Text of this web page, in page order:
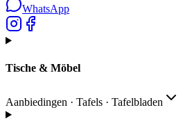
WhatsApp
Tische & Möbel
Aanbiedingen · Tafels · Tafelbladen